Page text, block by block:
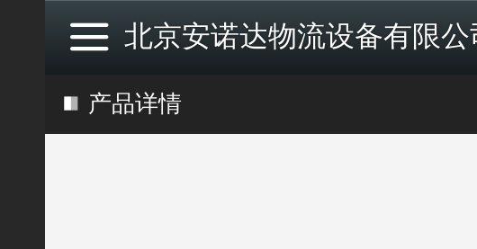
北京安诺达物流设备有限公
产品详情